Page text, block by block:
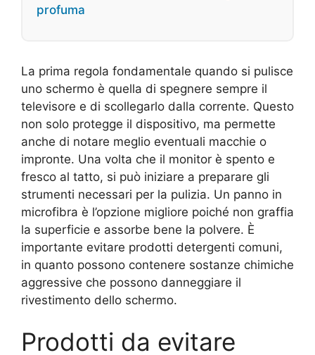
profuma
La prima regola fondamentale quando si pulisce
uno schermo è quella di spegnere sempre il
televisore e di scollegarlo dalla corrente. Questo
non solo protegge il dispositivo, ma permette
anche di notare meglio eventuali macchie o
impronte. Una volta che il monitor è spento e
fresco al tatto, si può iniziare a preparare gli
strumenti necessari per la pulizia. Un panno in
microfibra è l’opzione migliore poiché non graffia
la superficie e assorbe bene la polvere. È
importante evitare prodotti detergenti comuni,
in quanto possono contenere sostanze chimiche
aggressive che possono danneggiare il
rivestimento dello schermo.
Prodotti da evitare